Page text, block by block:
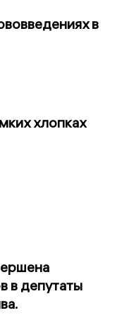
в
хлопках
в депутаты